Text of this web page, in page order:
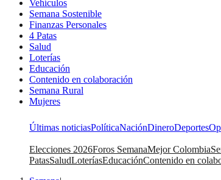
Vehículos
Semana Sostenible
Finanzas Personales
4 Patas
Salud
Loterías
Educación
Contenido en colaboración
Semana Rural
Mujeres
Últimas noticiasPolíticaNaciónDineroDeportes
Elecciones 2026Foros SemanaMejor Colombia
PatasSaludLoteríasEducaciónContenido en